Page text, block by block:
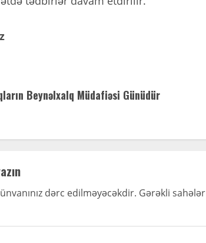
Beynəlxalq Müdafiəsi Günüdür
dərc edilməyəcəkdir. Gərəkli sahələr